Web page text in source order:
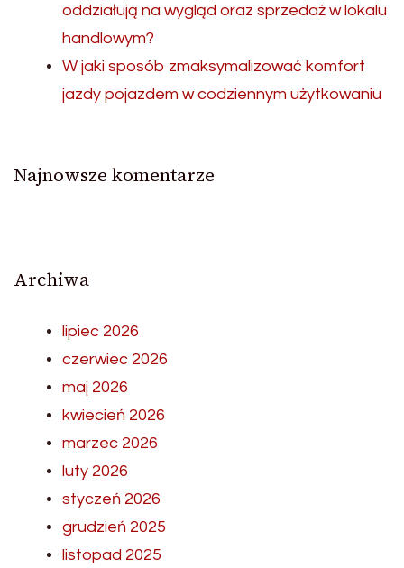
oddziałują na wygląd oraz sprzedaż w lokalu
handlowym?
W jaki sposób zmaksymalizować komfort
jazdy pojazdem w codziennym użytkowaniu
Najnowsze komentarze
Archiwa
lipiec 2026
czerwiec 2026
maj 2026
kwiecień 2026
marzec 2026
luty 2026
styczeń 2026
grudzień 2025
listopad 2025